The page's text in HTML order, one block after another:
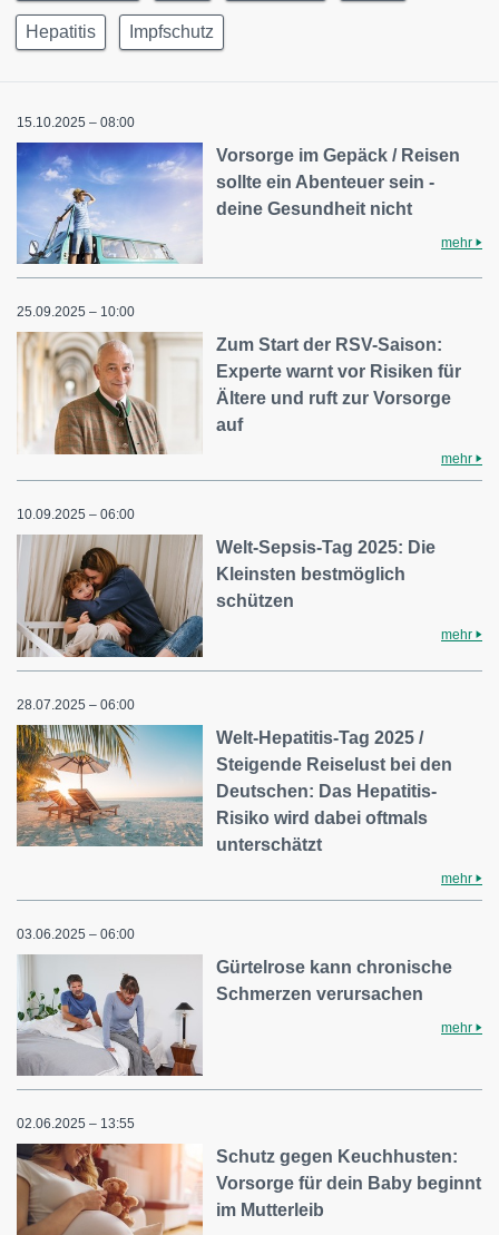
Hepatitis Impfschutz
15.10.2025 – 08:00
Vorsorge im Gepäck / Reisen
sollte ein Abenteuer sein -
deine Gesundheit nicht
mehr
25.09.2025 – 10:00
Zum Start der RSV-Saison:
Experte warnt vor Risiken für
Ältere und ruft zur Vorsorge
auf
mehr
10.09.2025 – 06:00
Welt-Sepsis-Tag 2025: Die
Kleinsten bestmöglich
schützen
mehr
28.07.2025 – 06:00
Welt-Hepatitis-Tag 2025 /
Steigende Reiselust bei den
Deutschen: Das Hepatitis-
Risiko wird dabei oftmals
unterschätzt
mehr
03.06.2025 – 06:00
Gürtelrose kann chronische
Schmerzen verursachen
mehr
02.06.2025 – 13:55
Schutz gegen Keuchhusten:
Vorsorge für dein Baby beginnt
im Mutterleib